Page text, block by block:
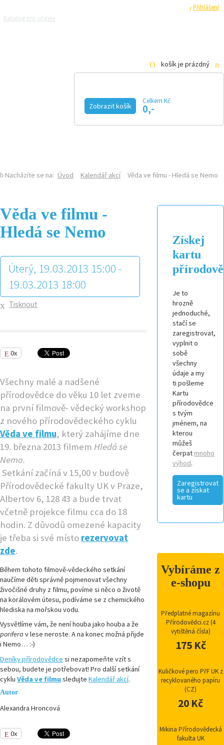
Přihlášení
Katalog pro učitele
košík je prázdný
Zobrazit košík
Celkem Kč
0,-
Nacházíte se na: Úvod Kalendář akcí Věda ve filmu - Hledá se Nemo
Věda ve filmu -
Hledá se Nemo
Úterý, 19.03.2013 15:00 -
19.03.2013 18:00
Tisknout
0x
Všechny malé a nadšené
přírodovědce do věku 10 let zveme
na první filmově- vědecký workshop
z nového přírodovědeckého cyklu
Věda ve filmu, který zahájíme dne
19. března 2013 filmem Hledá se
Nemo.
Setkání začíná v 15,00 v budově
Přírodovědecké fakulty UK v Praze,
Albertov 6, 128 43 a bude trvat
včetně projekce filmu cca do 18
hodin. Z důvodů omezené kapacity
je třeba si své místo rezervovat
zde.
Během tohoto filmově-vědeckého setkání
naučíme děti správně pojmenovat všechny
živočišné druhy z filmu, povíme si něco o životě
na korálovém útesu, podíváme se z chemického
hlediska na mořskou vodu.
Vysvětlíme vám, že není houba jako houba a že
poriferav lese neroste. A na konec možná přijde
i Nemo… :-)
Deníky přírodovědce si nezapomeňte vzít s
sebou, budete je potřebovat! Pro další setkání
cyklu Věda ve filmusledujte Kalendář akcí.
Autor
Alexandra Hroncová
0x
Získej
kartu
Je to
hrozně
jednoduché,
stačí se
zaregistrovat,
vyplnit o
sobě
všechny
údaje a my
ti pošleme
Kartu
přírodovědce
s tvým
jménem, na
kterou
můžeš
čerpat mnoho
výhod.
Zaregistrovat
se a získat
kartu
Vybíráme z
e-shopu
Předplatné magazínu
Přírodovědci.cz (4
vytištěná čísla)
175 Kč
Kuličkové pero PřF UK z
recyklovaného papíru
(CZ)
20 Kč
Mikina Přírodovědecká
fakulta UK